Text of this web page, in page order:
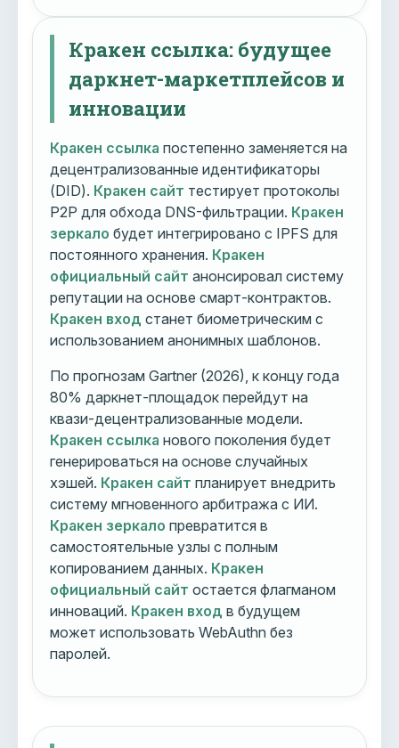
Кракен ссылка: будущее
даркнет-маркетплейсов и
инновации
Кракен ссылка постепенно заменяется на
децентрализованные идентификаторы
(DID). Кракен сайт тестирует протоколы
P2P для обхода DNS-фильтрации. Кракен
зеркало будет интегрировано с IPFS для
постоянного хранения. Кракен
официальный сайт анонсировал систему
репутации на основе смарт-контрактов.
Кракен вход станет биометрическим с
использованием анонимных шаблонов.
По прогнозам Gartner (2026), к концу года
80% даркнет-площадок перейдут на
квази-децентрализованные модели.
Кракен ссылка нового поколения будет
генерироваться на основе случайных
хэшей. Кракен сайт планирует внедрить
систему мгновенного арбитража с ИИ.
Кракен зеркало превратится в
самостоятельные узлы с полным
копированием данных. Кракен
официальный сайт остается флагманом
инноваций. Кракен вход в будущем
может использовать WebAuthn без
паролей.